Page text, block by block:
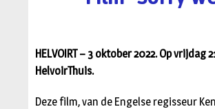
HELVOIRT – 3 oktober 2022. Op
HelvoirThuis.
Deze film, van de Engelse regisseur